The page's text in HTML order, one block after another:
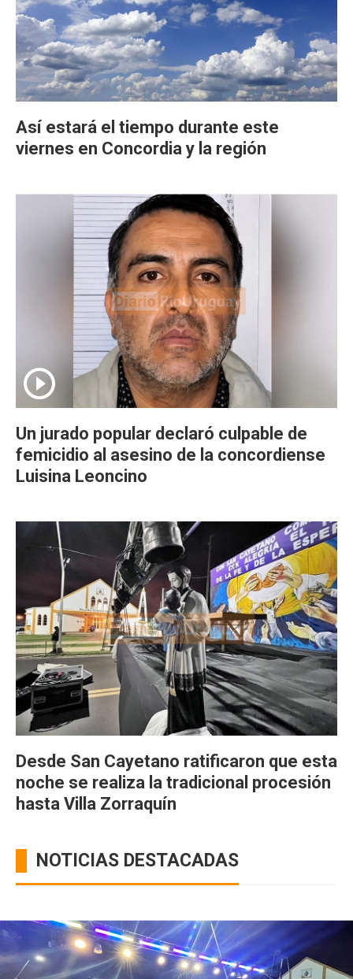
Así estará el tiempo durante este
viernes en Concordia y la región
Un jurado popular declaró culpable de
femicidio al asesino de la concordiense
Luisina Leoncino
Desde San Cayetano ratificaron que esta
noche se realiza la tradicional procesión
hasta Villa Zorraquín
NOTICIAS DESTACADAS